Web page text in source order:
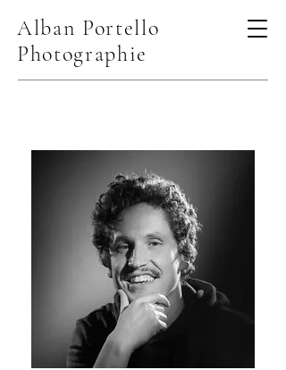
Alban Portello
Photographie